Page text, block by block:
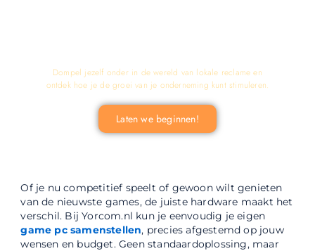
Of je nu competitief speelt of gewoon wilt genieten
van de nieuwste games, de juiste hardware maakt het
verschil. Bij Yorcom.nl kun je eenvoudig je eigen
game pc samenstellen, precies afgestemd op jouw
wensen en budget. Geen standaardoplossing, maar
Dompel jezelf onder in de wereld van lokale reclame en
ontdek hoe je de groei van je onderneming kunt stimuleren.
Laten we beginnen!